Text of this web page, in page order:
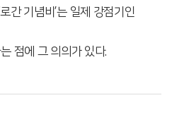
간 기념비’는 일제 강점기인
점에 그 의의가 있다.